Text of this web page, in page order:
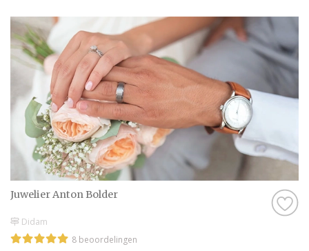
Juwelier Anton Bolder
Didam
8 beoordelingen